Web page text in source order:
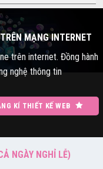
MẠNG INTERNET
trên internet. Đồng hành
nghệ thông tin
KÍ THIẾT KẾ WEB
NGÀY NGHỈ LỄ)